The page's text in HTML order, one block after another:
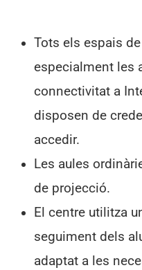
Tots els espais
especialment les
connectivitat a
disposen de
accedir.
Les aules
de projecció.
El centre utilitza
seguiment dels
adaptat a les